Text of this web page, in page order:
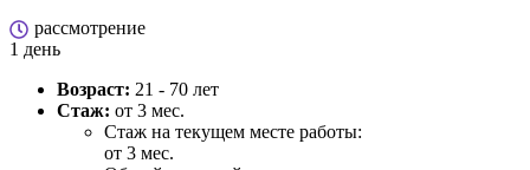
рассмотрение
1 день
Возраст: 21 - 70 лет
Стаж: от 3 мес.
Стаж на текущем месте работы:
от 3 мес.